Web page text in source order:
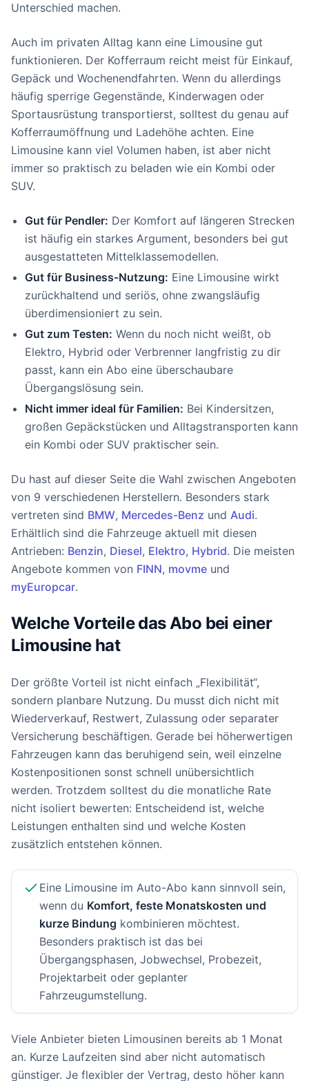
Unterschied machen.
Auch im privaten Alltag kann eine Limousine gut
funktionieren. Der Kofferraum reicht meist für Einkauf,
Gepäck und Wochenendfahrten. Wenn du allerdings
häufig sperrige Gegenstände, Kinderwagen oder
Sportausrüstung transportierst, solltest du genau auf
Kofferraumöffnung und Ladehöhe achten. Eine
Limousine kann viel Volumen haben, ist aber nicht
immer so praktisch zu beladen wie ein Kombi oder
SUV.
Gut für Pendler: Der Komfort auf längeren Strecken
ist häufig ein starkes Argument, besonders bei gut
ausgestatteten Mittelklassemodellen.
Gut für Business-Nutzung: Eine Limousine wirkt
zurückhaltend und seriös, ohne zwangsläufig
überdimensioniert zu sein.
Gut zum Testen: Wenn du noch nicht weißt, ob
Elektro, Hybrid oder Verbrenner langfristig zu dir
passt, kann ein Abo eine überschaubare
Übergangslösung sein.
Nicht immer ideal für Familien: Bei Kindersitzen,
großen Gepäckstücken und Alltagstransporten kann
ein Kombi oder SUV praktischer sein.
Du hast auf dieser Seite die Wahl zwischen Angeboten
von 9 verschiedenen Herstellern. Besonders stark
vertreten sind BMW, Mercedes-Benz und Audi.
Erhältlich sind die Fahrzeuge aktuell mit diesen
Antrieben: Benzin, Diesel, Elektro, Hybrid. Die meisten
Angebote kommen von FINN, movme und
myEuropcar.
Welche Vorteile das Abo bei einer
Limousine hat
Der größte Vorteil ist nicht einfach „Flexibilität“,
sondern planbare Nutzung. Du musst dich nicht mit
Wiederverkauf, Restwert, Zulassung oder separater
Versicherung beschäftigen. Gerade bei höherwertigen
Fahrzeugen kann das beruhigend sein, weil einzelne
Kostenpositionen sonst schnell unübersichtlich
werden. Trotzdem solltest du die monatliche Rate
nicht isoliert bewerten: Entscheidend ist, welche
Leistungen enthalten sind und welche Kosten
zusätzlich entstehen können.
Eine Limousine im Auto-Abo kann sinnvoll sein,
wenn du Komfort, feste Monatskosten und
kurze Bindung kombinieren möchtest.
Besonders praktisch ist das bei
Übergangsphasen, Jobwechsel, Probezeit,
Projektarbeit oder geplanter
Fahrzeugumstellung.
Viele Anbieter bieten Limousinen bereits ab 1 Monat
an. Kurze Laufzeiten sind aber nicht automatisch
günstiger. Je flexibler der Vertrag, desto höher kann